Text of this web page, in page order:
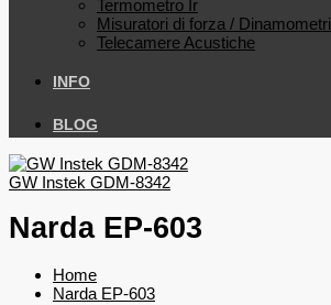
Termometro Ir
Misuratori di forza / Dinamometri
Telecamere Acustiche
INFO
BLOG
GW Instek GDM-8342
Narda EP-603
Home
Narda EP-603